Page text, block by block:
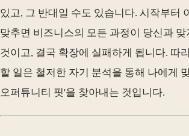
있고, 그 반대일 수도 있습니다. 시작부터
맞추면 비즈니스의 모든 과정이 당신과 맞
것이고, 결국 확장에 실패하게 됩니다. 따
할 일은 철저한 자기 분석을 통해 나에게
오퍼튜니티 핏'을 찾아내는 것입니다.